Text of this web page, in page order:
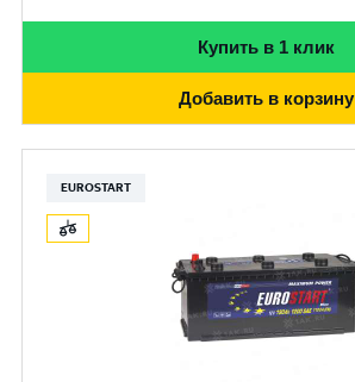
Купить в 1 клик
Добавить в корзину
EUROSTART